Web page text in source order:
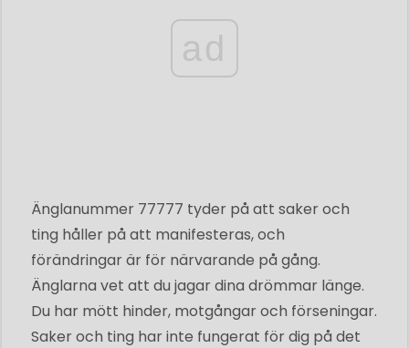
ad
Änglanummer 77777 tyder på att saker och
ting håller på att manifesteras, och
förändringar är för närvarande på gång.
Änglarna vet att du jagar dina drömmar länge.
Du har mött hinder, motgångar och förseningar.
Saker och ting har inte fungerat för dig på det